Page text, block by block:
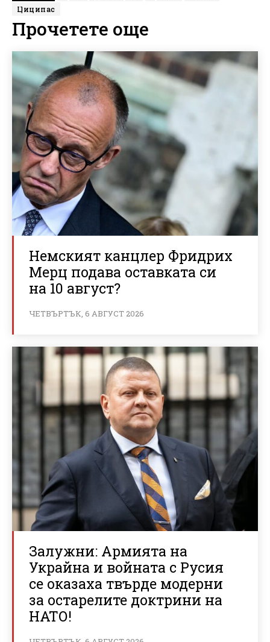
Циципас
Прочетете още
Немският канцлер Фридрих
Мерц подава оставката си
на 10 август?
ЧЕТВЪРТЪК, 6 АВГУСТ 2026
Залужни: Армията на
Украйна и войната с Русия
се оказаха твърде модерни
за остарелите доктрини на
НАТО!